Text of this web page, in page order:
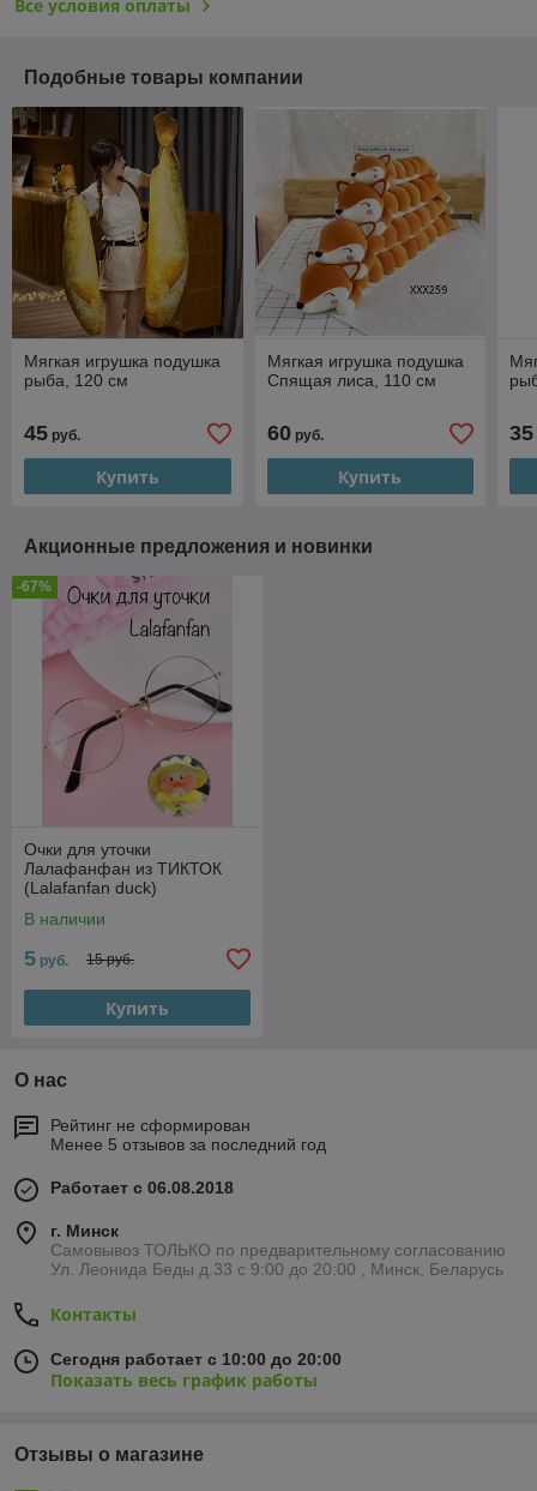
Все условия оплаты
Подобные товары компании
Мягкая игрушка подушка
рыба, 120 см
45 руб.
Купить
Мягкая игрушка подушка
Спящая лиса, 110 см
60руб.
Купить
35
Акционные предложения и новинки
-67%
Очки для уточки
Лалафанфан из ТИКТОК
(Lalafanfan duck)
В наличии
5 руб. 15 руб.
Купить
О нас
Рейтинг не сформирован
Менее 5 отзывов за последний год
Работает с 06.08.2018
г. Минск
Самовывоз ТОЛЬКО по предварительному согласованию
Ул. Леонида Беды д.33 с 9:00 до 20:00 , Минск, Беларусь
Контакты
Сегодня работает с 10:00 до 20:00
Показать весь график работы
Отзывы о магазине